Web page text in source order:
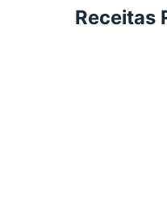
Receitas